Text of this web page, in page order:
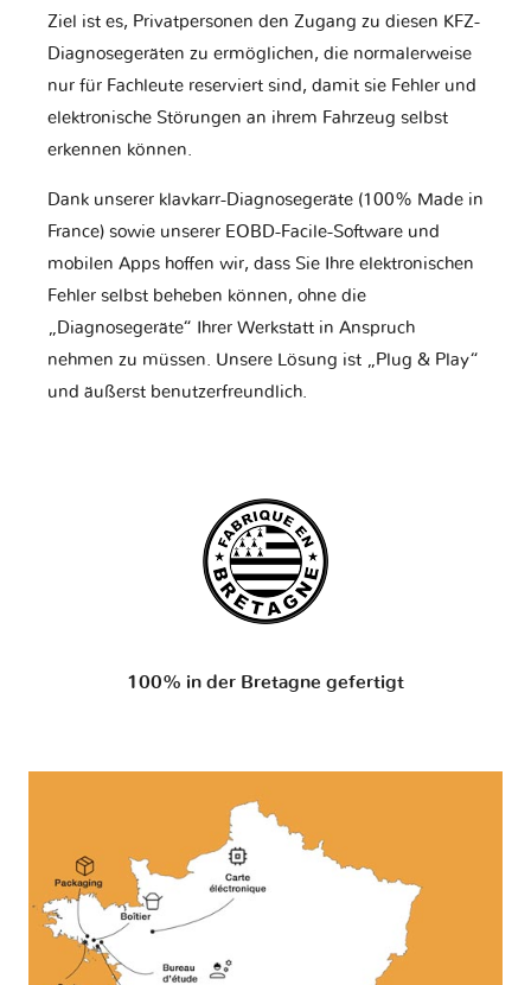
Ziel ist es, Privatpersonen den Zugang zu diesen KFZ-
Diagnosegeräten zu ermöglichen, die normalerweise
nur für Fachleute reserviert sind, damit sie Fehler und
elektronische Störungen an ihrem Fahrzeug selbst
erkennen können.
Dank unserer klavkarr-Diagnosegeräte (100% Made in
France) sowie unserer EOBD-Facile-Software und
mobilen Apps hoffen wir, dass Sie Ihre elektronischen
Fehler selbst beheben können, ohne die
„Diagnosegeräte“ Ihrer Werkstatt in Anspruch
nehmen zu müssen. Unsere Lösung ist „Plug & Play“
und äußerst benutzerfreundlich.
100% in der Bretagne gefertigt